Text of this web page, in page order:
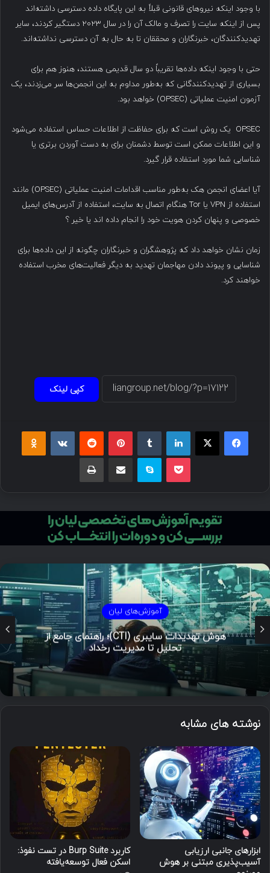
با وجود اینکه نیروهای قانونی قبلاً به این پایگاه داده دسترسی داشته‌اند
پس از اینکه سایت را تصرف و مالک آن را در سال ۲۰۲۳ دستگیر کردند، سایر
تهدیدکنندگان، خبرنگاران و محققان تا به حال به آن دسترسی نداشته‌اند.
حتی با وجود اینکه داده‌ها تقریباً دو سال قدیمی هستند، هنوز هم برای
بسیاری از تهدیدکنندگانی که به‌طور مداوم به این انجمن‌ها سر می‌زدند، یک
آزمون امنیت عملیاتی (OPSEC) خواهد بود.
OPSEC یک روش است که برای حفاظت از اطلاعات حساس استفاده می‌شود
و این اطلاعات ممکن است توسط دشمنان برای به دست آوردن برتری یا
شناسایی شما مورد استفاده قرار گیرد.
آیا اعضای انجمن هک به‌طور مناسب اقدامات امنیت عملیاتی (OPSEC) مانند
استفاده از VPN یا Tor هنگام اتصال به سایت، استفاده از آدرس‌های ایمیل
خصوصی و پنهان کردن هویت خود را انجام داده اند یا خیر ؟
زمان نشان خواهد داد که پژوهشگران و خبرنگاران چگونه از این داده‌ها برای
شناسایی و پیوند دادن مهاجمان تهدید به دیگر فعالیت‌های مخرب استفاده
خواهند کرد.
کپی لینک
فیسبوک ایکس لینکداین پینتریست
پاکت اسکایپ چاپ
آموزش‌های لیان
هوش تهدیدات سایبری (CTI)؛ راهنمای جامع از
تحلیل تا مدیریت رخداد
نوشته های مشابه
ابزارهای جانبی ارزیابی
آسیب‌پذیری مبتنی بر هوش
کاربرد Burp Suite در تست نفوذ:
اسکن فعال توسعه‌یافته